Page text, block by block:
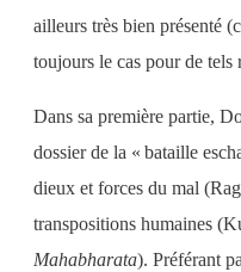
ailleurs très bien présenté
toujours le cas pour de tels
Dans sa première partie,
dossier de la « bataille
dieux et forces du mal
transpositions humaines
Mahabharata). Préférant